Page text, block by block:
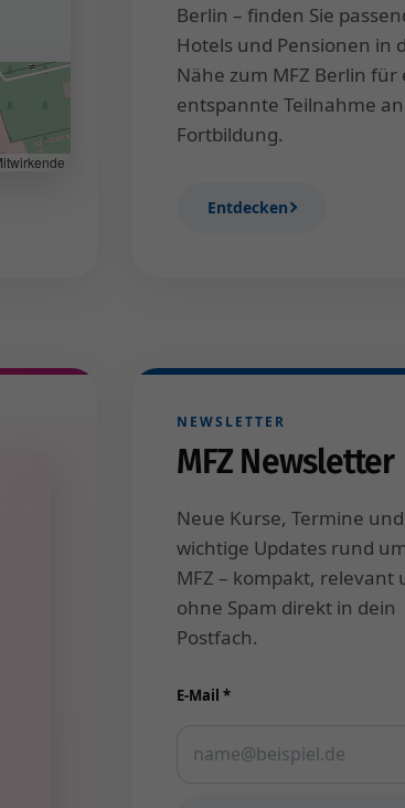
Berlin – finden Sie
Hotels und Pensionen in
Nähe zum MFZ Berlin für
entspannte Teilnahme
Fortbildung.
Entdecken
Kurstermine und aktuelle Informationen.
NEWSLETTER
MFZ Newsletter
Neue Kurse, Termine und
wichtige Updates rund
MFZ – kompakt, relevant
ohne Spam direkt in dein
Postfach.
E-Mail *